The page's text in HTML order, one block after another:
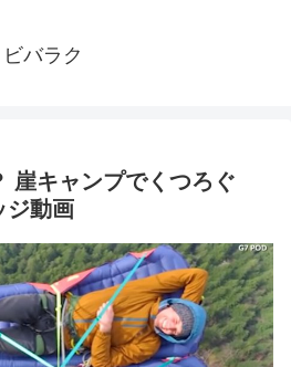
ビバラク
崖キャンプでくつろぐ
ジ動画